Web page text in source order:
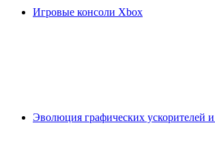
Игровые консоли Xbox
Эволюция графических ускорителей